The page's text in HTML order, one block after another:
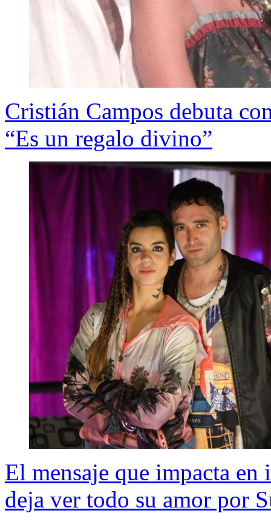
Cristián Campos debuta
“Es un regalo divino”
El mensaje que impacta
deja ver todo su amor por